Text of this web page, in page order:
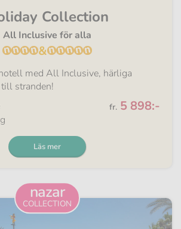
Collection
All Inclusive för alla
&
med All Inclusive, härliga
stranden!
Från
fr. 5 898:-
Läs mer
nazar
COLLECTION